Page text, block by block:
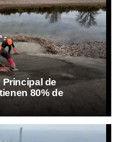
Principal de
80% de